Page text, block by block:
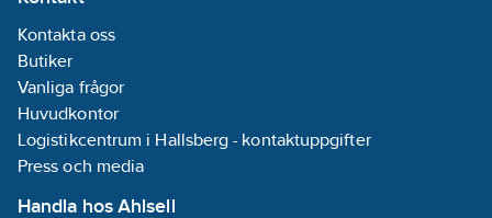
Kontakta oss
Butiker
Vanliga frågor
Huvudkontor
Logistikcentrum i Hallsberg - kontaktuppgifter
Press och media
Handla hos Ahlsell